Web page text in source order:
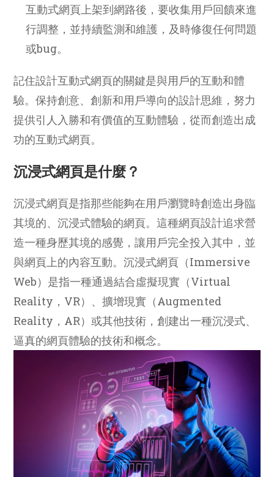
互動式網頁上架到網路後，要收集用戶回饋來進
行調整，並持續監測和維護，及時修復任何問題
或bug。
記住設計互動式網頁的關鍵是與用戶的互動和體
驗。保持創意、創新和用戶導向的設計思維，努力
提供引人入勝和有價值的互動體驗，從而創造出成
功的互動式網頁。
沉浸式網頁是什麼？
沉浸式網頁是指那些能夠在用戶瀏覽時創造出身臨
其境的、沉浸式體驗的網頁。這種網頁設計追求營
造一種身歷其境的感覺，讓用戶完全投入其中，並
與網頁上的內容互動。沉浸式網頁（Immersive
Web）是指一種通過結合虛擬現實（Virtual
Reality，VR）、擴增現實（Augmented
Reality，AR）或其他技術，創建出一種沉浸式、
逼真的網頁體驗的技術和概念。